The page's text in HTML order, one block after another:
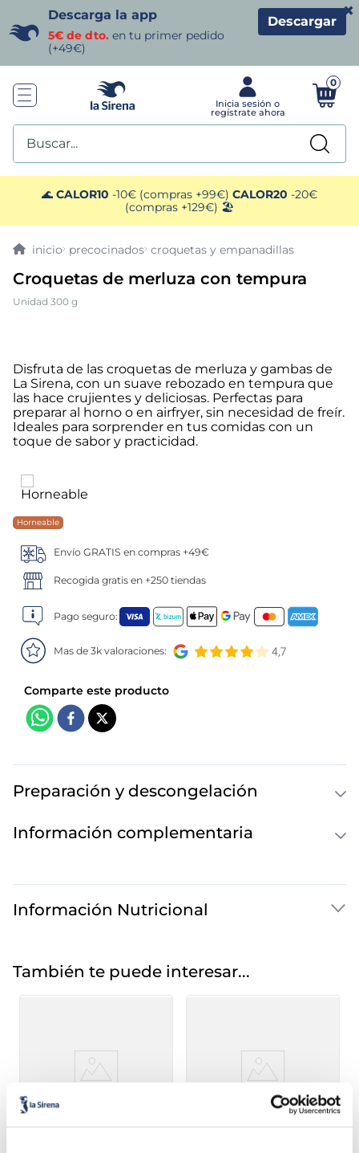
Descarga la app
5€ de dto. en tu primer pedido
(+49€)
Descargar
×
0
Buscar...
🌊 CALOR10 -10€ (compras +99€) CALOR20 -20€
(compras +129€) 🏖️
precocinados croquetas y empanadillas
Croquetas de merluza con tempura
Unidad 300 g
Disfruta de las croquetas de merluza y gambas de
La Sirena, con un suave rebozado en tempura que
las hace crujientes y deliciosas. Perfectas para
preparar al horno o en airfryer, sin necesidad de freír.
Ideales para sorprender en tus comidas con un
toque de sabor y practicidad.
Horneable
Envío GRATIS en compras +49€
Recogida gratis en +250 tiendas
Pago seguro:
Mas de 3k valoraciones:
Preparación y descongelación
Información complementaria
Información Nutricional
También te puede interesar...
TÉRMINOS MÁS BUSCADOS
1. helados sirena
3 patatas
5. verduras
6. croquetas
9. listísimos
10. pollo